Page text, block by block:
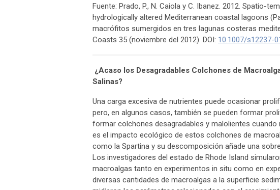
Fuente: Prado, P., N. Caiola y C. Ibanez. 2012. Spatio-
hydrologically altered Mediterranean coastal lagoons
macrófitos sumergidos en tres lagunas costeras
Coasts 35 (noviembre del 2012). DOI: 10.1007/s12237-
¿Acaso los Desagradables Colchones de
Salinas?
Una carga excesiva de nutrientes puede ocasionar
pero, en algunos casos, también se pueden formar
formar colchones desagradables y malolientes
es el impacto ecológico de estos colchones de
como la Spartina y su descomposición añade una
Los investigadores del estado de Rhode Island
macroalgas tanto en experimentos in situ como en
diversas cantidades de macroalgas a la superficie